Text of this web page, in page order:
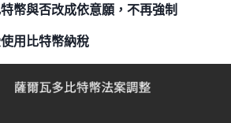
幣與否改成依意願，不再強制
用比特幣納稅